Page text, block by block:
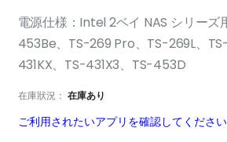
電源仕様：Intel 2ベイ NAS シリー
453Be、TS-269 Pro、TS-269L、
431KX、TS-431X3、TS-453D
在庫狀況： 在庫あり
ご利用されたいアプリを確認してください